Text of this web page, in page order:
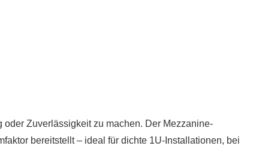
Zuverlässigkeit zu machen. Der Mezzanine-
bereitstellt – ideal für dichte 1U-Installationen, bei